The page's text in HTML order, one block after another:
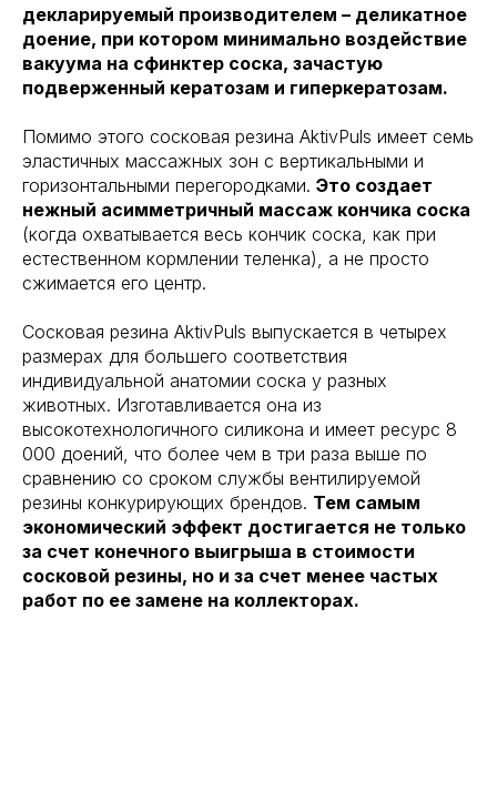
декларируемый производителем – деликатное
доение, при котором минимально воздействие
вакуума на сфинктер соска, зачастую
подверженный кератозам и гиперкератозам.
Помимо этого сосковая резина AktivPuls имеет семь
эластичных массажных зон с вертикальными и
горизонтальными перегородками. Это создает
нежный асимметричный массаж кончика соска
(когда охватывается весь кончик соска, как при
естественном кормлении теленка), а не просто
сжимается его центр.
Сосковая резина AktivPuls выпускается в четырех
размерах для большего соответствия
индивидуальной анатомии соска у разных
животных. Изготавливается она из
высокотехнологичного силикона и имеет ресурс 8
000 доений, что более чем в три раза выше по
сравнению со сроком службы вентилируемой
резины конкурирующих брендов. Тем самым
экономический эффект достигается не только
за счет конечного выигрыша в стоимости
сосковой резины, но и за счет менее частых
работ по ее замене на коллекторах.